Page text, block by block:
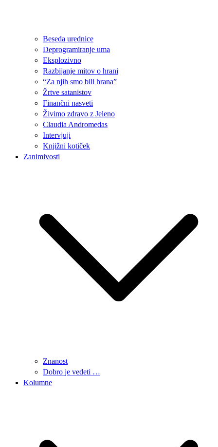
Beseda urednice
Deprogramiranje uma
Eksplozivno
Razbijanje mitov o hrani
“Za njih smo bili hrana”
Žrtve satanistov
Finančni nasveti
Živimo zdravo z Jeleno
Claudia Andromedas
Intervjuji
Knjižni kotiček
Zanimivosti
Znanost
Dobro je vedeti …
Kolumne